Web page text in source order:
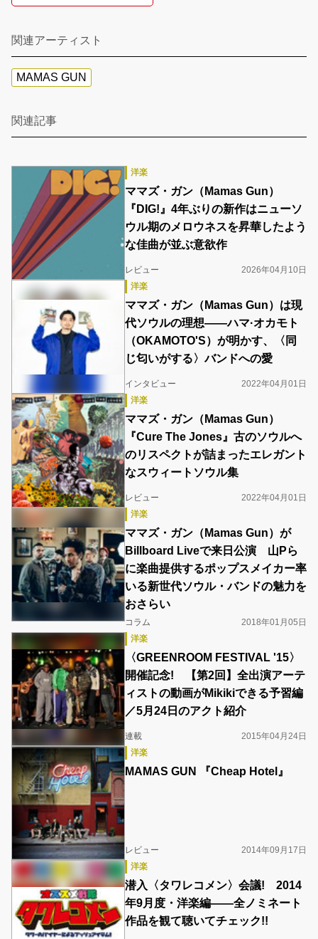
関連アーティスト
MAMAS GUN
関連記事
洋楽
ママズ・ガン（Mamas Gun）
『DIG!』4年ぶりの新作はニューソ
ウル期のメロウネスを昇華したよう
な佳曲が並ぶ意欲作
レビュー
2026年04月10日
洋楽
ママズ・ガン（Mamas Gun）は現
代ソウルの理想――ハマ·オカモト
（OKAMOTO'S）が明かす、〈同
じ匂いがする〉バンドへの愛
インタビュー
2022年04月01日
洋楽
ママズ・ガン（Mamas Gun）
『Cure The Jones』古のソウルへ
のリスペクトが詰まったエレガント
なスウィートソウル集
レビュー
2022年04月01日
洋楽
ママズ・ガン（Mamas Gun）が
Billboard Liveで来日公演 山Pら
に楽曲提供するポップスメイカー率
いる新世代ソウル・バンドの魅力を
おさらい
コラム
2018年01月05日
洋楽
〈GREENROOM FESTIVAL '15〉
開催記念! 【第2回】全出演アーテ
ィストの動画がMikikiできる予習編
／5月24日のアクト紹介
連載
2015年04月24日
洋楽
MAMAS GUN 『Cheap Hotel』
レビュー
2014年09月17日
洋楽
潜入〈タワレコメン〉会議! 2014
年9月度・洋楽編――全ノミネート
作品を観て聴いてチェック!!